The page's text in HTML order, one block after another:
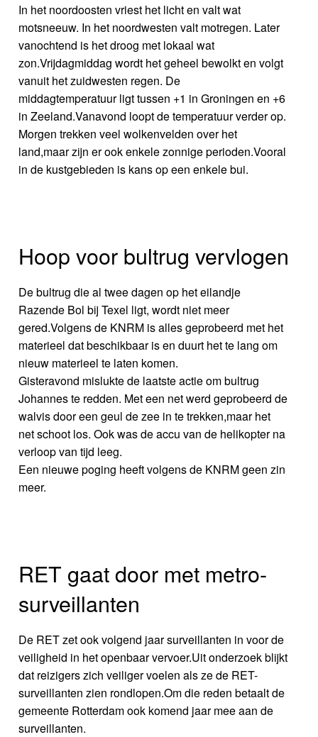
In het noordoosten vriest het licht en valt wat
motsneeuw. In het noordwesten valt motregen. Later
vanochtend is het droog met lokaal wat
zon.Vrijdagmiddag wordt het geheel bewolkt en volgt
vanuit het zuidwesten regen. De
middagtemperatuur ligt tussen +1 in Groningen en +6
in Zeeland.Vanavond loopt de temperatuur verder op.
Morgen trekken veel wolkenvelden over het
land,maar zijn er ook enkele zonnige perioden.Vooral
in de kustgebieden is kans op een enkele bui.
Hoop voor bultrug vervlogen
De bultrug die al twee dagen op het eilandje
Razende Bol bij Texel ligt, wordt niet meer
gered.Volgens de KNRM is alles geprobeerd met het
materieel dat beschikbaar is en duurt het te lang om
nieuw materieel te laten komen.
Gisteravond mislukte de laatste actie om bultrug
Johannes te redden. Met een net werd geprobeerd de
walvis door een geul de zee in te trekken,maar het
net schoot los. Ook was de accu van de helikopter na
verloop van tijd leeg.
Een nieuwe poging heeft volgens de KNRM geen zin
meer.
RET gaat door met metro-
surveillanten
De RET zet ook volgend jaar surveillanten in voor de
veiligheid in het openbaar vervoer.Uit onderzoek blijkt
dat reizigers zich veiliger voelen als ze de RET-
surveillanten zien rondlopen.Om die reden betaalt de
gemeente Rotterdam ook komend jaar mee aan de
surveillanten.